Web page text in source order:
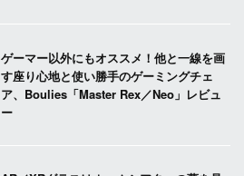
ゲーマー以外にもオススメ！他と一線を画
す座り心地と使い勝手のゲーミングチェ
ア、Boulies「Master Rex／Neo」レビュ
ー